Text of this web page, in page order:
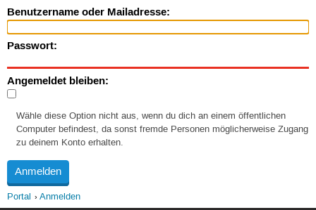
Benutzername oder Mailadresse:
Passwort:
Angemeldet bleiben:
Wähle diese Option nicht aus, wenn du dich an einem öffentlichen
Computer befindest, da sonst fremde Personen möglicherweise Zugang
zu deinem Konto erhalten.
Portal Anmelden